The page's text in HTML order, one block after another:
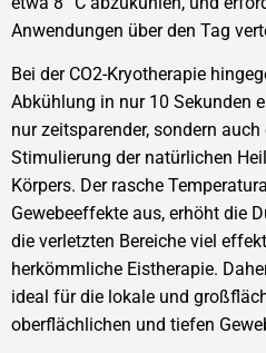
Anwendungen über den Tag
Bei der CO2-Kryotherapie
Abkühlung in nur 10 Sekunden
nur zeitsparender, sondern
Stimulierung der natürlichen
Körpers. Der rasche
Gewebeeffekte aus, erhöht die
die verletzten Bereiche viel
herkömmliche Eistherapie.
ideal für die lokale und
oberflächlichen und tiefen